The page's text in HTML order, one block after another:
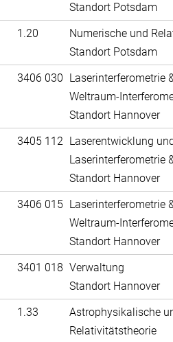
Standort Potsdam
1.20
Numerische und
Standort Potsdam
3406 030 Laserinterferometrie
Weltraum-
Standort Hannover
3405 112 Laserentwicklung
Laserinterferometrie
Standort Hannover
3406 015 Laserinterferometrie
Weltraum-
Standort Hannover
3401 018 Verwaltung
Standort Hannover
1.33
Astrophysikalische
Relativitätstheorie